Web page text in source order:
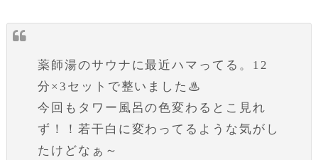
薬師湯のサウナに最近ハマってる。12
分×3セットで整いました♨
今回もタワー風呂の色変わるとこ見れ
ず！！若干白に変わってるような気がし
たけどなぁ～